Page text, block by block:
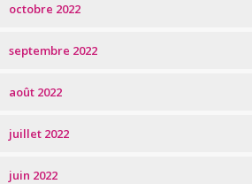
octobre 2022
septembre 2022
août 2022
juillet 2022
juin 2022